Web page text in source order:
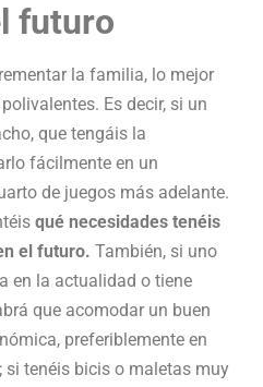
futuro
la familia, lo mejor
Es decir, si un
que tengáis la
fácilmente en un
de juegos más adelante.
qué necesidades tenéis
el futuro. También, si uno
en la actualidad o tiene
que acomodar un buen
preferiblemente en
tenéis bicis o maletas muy